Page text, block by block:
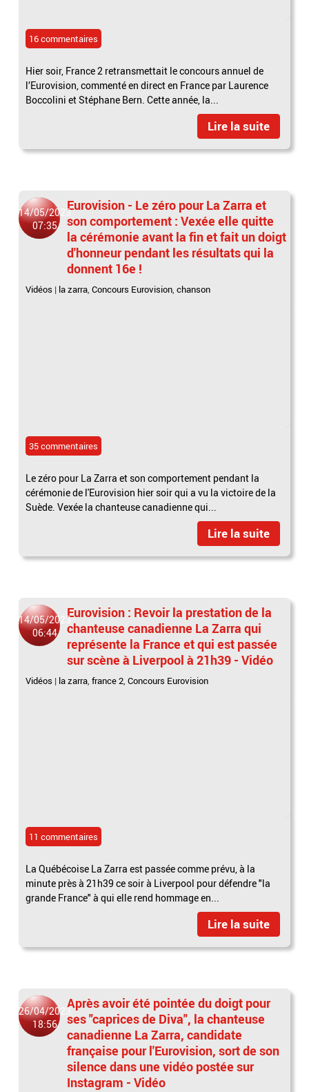
16 commentaires
Hier soir, France 2 retransmettait le concours annuel de
l’Eurovision, commenté en direct en France par Laurence
Boccolini et Stéphane Bern. Cette année, la...
Lire la suite
14/05/2023
07:35
Eurovision - Le zéro pour La Zarra et
son comportement : Vexée elle quitte
la cérémonie avant la fin et fait un doigt
d'honneur pendant les résultats qui la
donnent 16e !
Vidéos | la zarra,Concours Eurovision,chanson
35 commentaires
Le zéro pour La Zarra et son comportement pendant la
cérémonie de l'Eurovision hier soir qui a vu la victoire de la
Suède. Vexée la chanteuse canadienne qui...
Lire la suite
14/05/2023
06:44
Eurovision : Revoir la prestation de la
chanteuse canadienne La Zarra qui
représente la France et qui est passée
sur scène à Liverpool à 21h39 - Vidéo
Vidéos | la zarra ,france 2 ,Concours Eurovision
11 commentaires
La Québécoise La Zarra est passée comme prévu, à la
minute près à 21h39 ce soir à Liverpool pour défendre "la
grande France" à qui elle rend hommage en...
Lire la suite
26/04/2023
18:56
Après avoir été pointée du doigt pour
ses "caprices de Diva", la chanteuse
canadienne La Zarra, candidate
française pour l'Eurovision, sort de son
silence dans une vidéo postée sur
Instagram - Vidéo